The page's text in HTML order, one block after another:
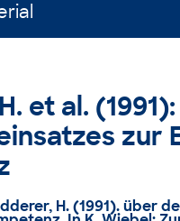
et al.
zur
H. (1991). über